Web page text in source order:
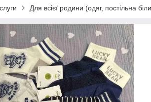
Для всієї родини (одяг, постільна